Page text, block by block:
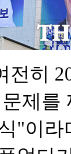
전히
제를
"이